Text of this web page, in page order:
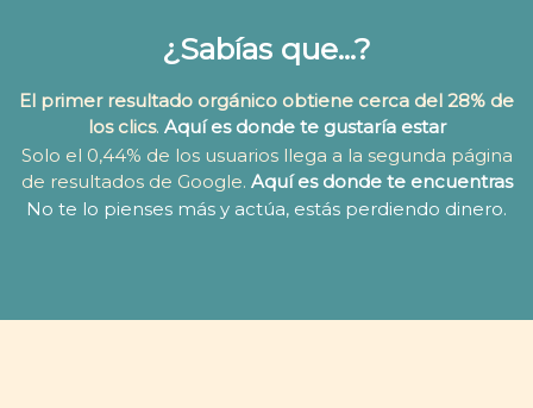
¿Sabías que...?
El primer resultado orgánico obtiene cerca del 28% de
los clics. Aquí es donde te gustaría estar
Solo el 0,44% de los usuarios llega a la segunda página
de resultados de Google. Aquí es donde te encuentras
No te lo pienses más y actúa, estás perdiendo dinero.